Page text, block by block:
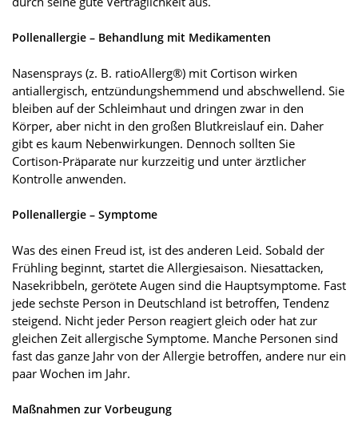
Pollenallergie – Behandlung mit Medikamenten
Nasensprays (z. B. ratioAllerg®) mit Cortison wirken
antiallergisch, entzündungshemmend und abschwellend. Sie
bleiben auf der Schleimhaut und dringen zwar in den
Körper, aber nicht in den großen Blutkreislauf ein. Daher
gibt es kaum Nebenwirkungen. Dennoch sollten Sie
Cortison-Präparate nur kurzzeitig und unter ärztlicher
Kontrolle anwenden.
Pollenallergie – Symptome
Was des einen Freud ist, ist des anderen Leid. Sobald der
Frühling beginnt, startet die Allergiesaison. Niesattacken,
Nasekribbeln, gerötete Augen sind die Hauptsymptome. Fast
jede sechste Person in Deutschland ist betroffen, Tendenz
steigend. Nicht jeder Person reagiert gleich oder hat zur
gleichen Zeit allergische Symptome. Manche Personen sind
fast das ganze Jahr von der Allergie betroffen, andere nur ein
paar Wochen im Jahr.
Maßnahmen zur Vorbeugung